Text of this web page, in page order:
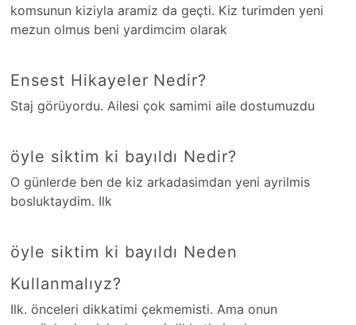
komsunun kiziyla aramiz da geçti. Kiz turimden yeni
mezun olmus beni yardimcim olarak
Ensest Hikayeler Nedir?
Staj görüyordu. Ailesi çok samimi aile dostumuzdu
öyle siktim ki bayıldı Nedir?
O günlerde ben de kiz arkadasimdan yeni ayrilmis
bosluktaydim. Ilk
öyle siktim ki bayıldı Neden
Kullanmalıyz?
Ilk. önceleri dikkatimi çekmemisti. Ama onun